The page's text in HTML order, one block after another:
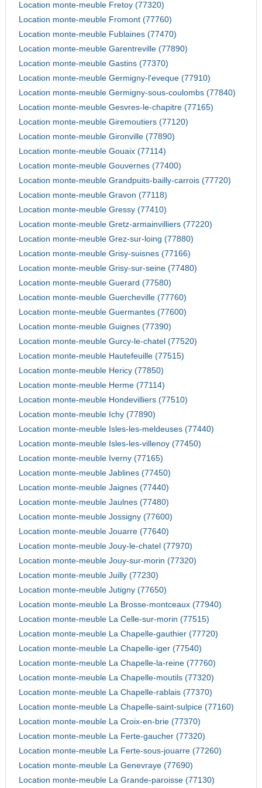
Location monte-meuble Fretoy (77320)
Location monte-meuble Fromont (77760)
Location monte-meuble Fublaines (77470)
Location monte-meuble Garentreville (77890)
Location monte-meuble Gastins (77370)
Location monte-meuble Germigny-l'eveque (77910)
Location monte-meuble Germigny-sous-coulombs (77840)
Location monte-meuble Gesvres-le-chapitre (77165)
Location monte-meuble Giremoutiers (77120)
Location monte-meuble Gironville (77890)
Location monte-meuble Gouaix (77114)
Location monte-meuble Gouvernes (77400)
Location monte-meuble Grandpuits-bailly-carrois (77720)
Location monte-meuble Gravon (77118)
Location monte-meuble Gressy (77410)
Location monte-meuble Gretz-armainvilliers (77220)
Location monte-meuble Grez-sur-loing (77880)
Location monte-meuble Grisy-suisnes (77166)
Location monte-meuble Grisy-sur-seine (77480)
Location monte-meuble Guerard (77580)
Location monte-meuble Guercheville (77760)
Location monte-meuble Guermantes (77600)
Location monte-meuble Guignes (77390)
Location monte-meuble Gurcy-le-chatel (77520)
Location monte-meuble Hautefeuille (77515)
Location monte-meuble Hericy (77850)
Location monte-meuble Herme (77114)
Location monte-meuble Hondevilliers (77510)
Location monte-meuble Ichy (77890)
Location monte-meuble Isles-les-meldeuses (77440)
Location monte-meuble Isles-les-villenoy (77450)
Location monte-meuble Iverny (77165)
Location monte-meuble Jablines (77450)
Location monte-meuble Jaignes (77440)
Location monte-meuble Jaulnes (77480)
Location monte-meuble Jossigny (77600)
Location monte-meuble Jouarre (77640)
Location monte-meuble Jouy-le-chatel (77970)
Location monte-meuble Jouy-sur-morin (77320)
Location monte-meuble Juilly (77230)
Location monte-meuble Jutigny (77650)
Location monte-meuble La Brosse-montceaux (77940)
Location monte-meuble La Celle-sur-morin (77515)
Location monte-meuble La Chapelle-gauthier (77720)
Location monte-meuble La Chapelle-iger (77540)
Location monte-meuble La Chapelle-la-reine (77760)
Location monte-meuble La Chapelle-moutils (77320)
Location monte-meuble La Chapelle-rablais (77370)
Location monte-meuble La Chapelle-saint-sulpice (77160)
Location monte-meuble La Croix-en-brie (77370)
Location monte-meuble La Ferte-gaucher (77320)
Location monte-meuble La Ferte-sous-jouarre (77260)
Location monte-meuble La Genevraye (77690)
Location monte-meuble La Grande-paroisse (77130)